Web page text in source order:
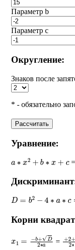
Параметр b
Параметр с
Округление:
Знаков после
* - обязательно
Рассчитать
Уравнение:
2 b ∗ =
D= 2− a
Корни
+ D2∗ = + 2+